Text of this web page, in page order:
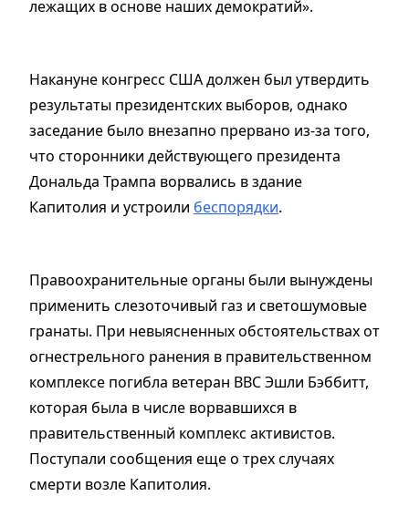
лежащих в основе наших демократий».
Накануне конгресс США должен был утвердить
результаты президентских выборов, однако
заседание было внезапно прервано из-за того,
что сторонники действующего президента
Дональда Трампа ворвались в здание
Капитолия и устроили беспорядки.
Правоохранительные органы были вынуждены
применить слезоточивый газ и светошумовые
гранаты. При невыясненных обстоятельствах от
огнестрельного ранения в правительственном
комплексе погибла ветеран ВВС Эшли Бэббитт,
которая была в числе ворвавшихся в
правительственный комплекс активистов.
Поступали сообщения еще о трех случаях
смерти возле Капитолия.